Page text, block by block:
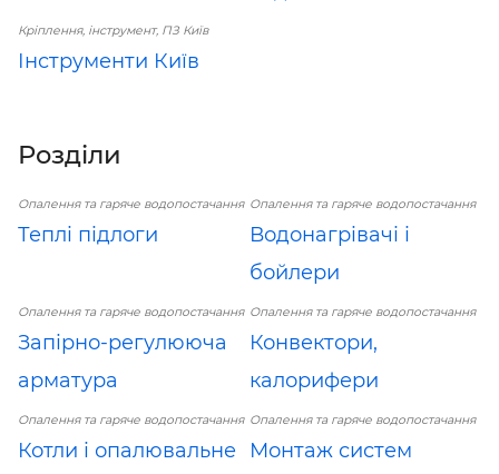
Кріплення, інструмент, ПЗ Київ
Інструменти Київ
Розділи
Опалення та гаряче водопостачання
Теплі підлоги
Опалення та гаряче водопостачання
Водонагрівачі і
бойлери
Опалення та гаряче водопостачання
Запірно-регулююча
арматура
Опалення та гаряче водопостачання
Конвектори,
калорифери
Опалення та гаряче водопостачання
Котли і опалювальне
Опалення та гаряче водопостачання
Монтаж систем